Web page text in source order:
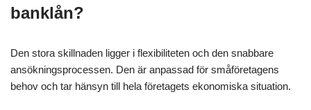
banklån?
Den stora skillnaden ligger i flexibiliteten och den snabbare
ansökningsprocessen. Den är anpassad för småföretagens
behov och tar hänsyn till hela företagets ekonomiska situation.